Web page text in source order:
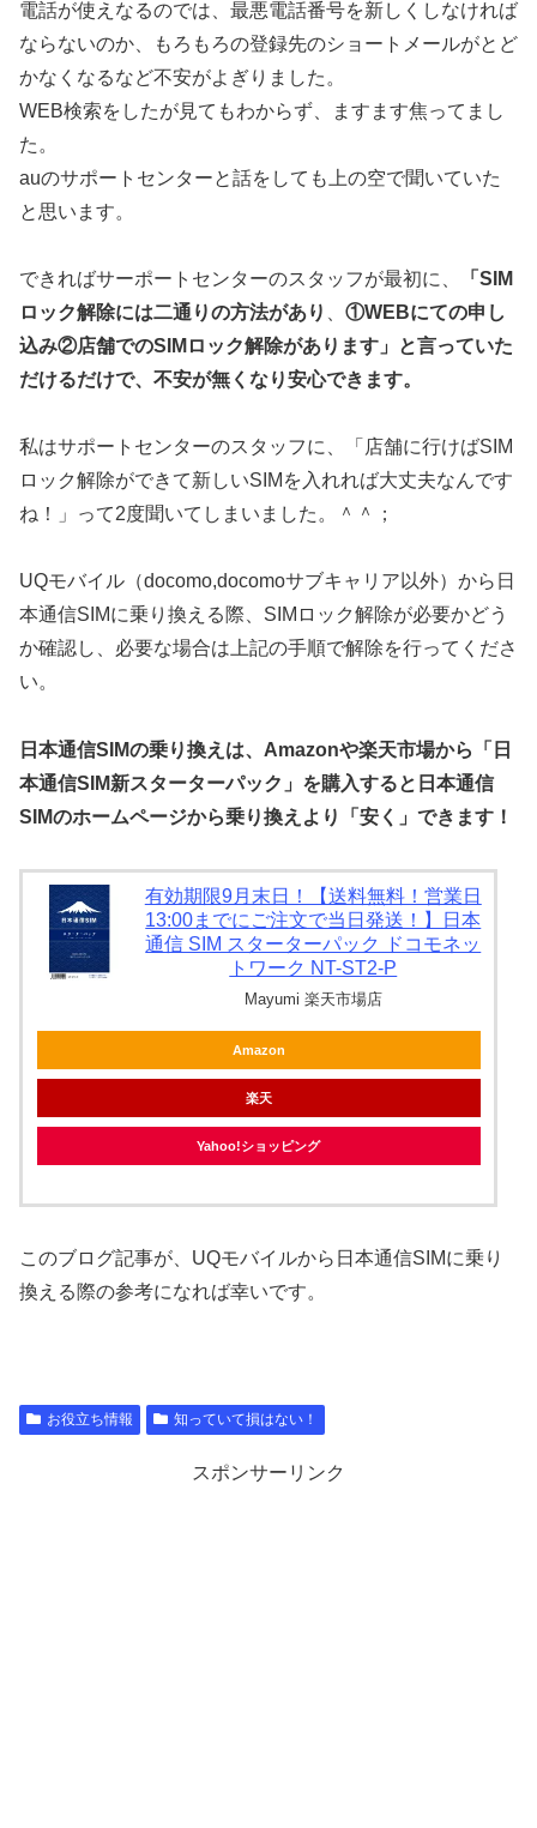
電話が使えなるのでは、最悪電話番号を新しくしなければ
ならないのか、もろもろの登録先のショートメールがとど
かなくなるなど不安がよぎりました。
WEB検索をしたが見てもわからず、ますます焦ってまし
た。
auのサポートセンターと話をしても上の空で聞いていた
と思います。
できればサーポートセンターのスタッフが最初に、
「SIM
ロック解除には二通りの方法があり
①WEBにての申し
込み②店舗でのSIMロック解除があります」と言っていた
だけるだけで、不安が無くなり安心できます。
私はサポートセンターのスタッフに、「店舗に行けばSIM
ロック解除ができて新しいSIMを入れれば大丈夫なんです
ね！」って2度聞いてしまいました。＾＾；
UQモバイル（docomo,docomoサブキャリア以外）から日
本通信SIMに乗り換える際、SIMロック解除が必要かどう
か確認し、必要な場合は上記の手順で解除を行ってくださ
い。
日本通信SIMの乗り換えは、Amazonや楽天市場から「日
本通信SIM新スターターパック」を購入すると日本通信
SIMのホームページから乗り換えより「安く」できます！
有効期限9月末日！【送料無料！営業日
13:00までにご注文で当日発送！】日本
通信 SIM スターターパック ドコモネッ
トワーク NT-ST2-P
Mayumi 楽天市場店
Amazon
楽天
Yahoo!ショッピング
このブログ記事が、UQモバイルから日本通信SIMに乗り
換える際の参考になれば幸いです。
お役立ち情報 知っていて損はない！
スポンサーリンク